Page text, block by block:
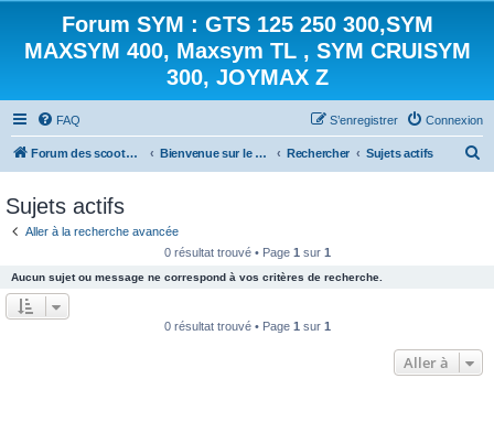
Forum SYM : GTS 125 250 300,SYM
MAXSYM 400, Maxsym TL , SYM CRUISYM
300, JOYMAX Z
FAQ Connexion
S’enregistrer
Forum des scooters SYM - GTS -MAXSYM - CRUISYM - JOYMAX - Maxsym TL Bienvenue sur le forum des scooters de la gamme SYM Rechercher Sujets actifs
Sujets actifs
Aller à la recherche avancée
0 résultat trouvé • Page 1 sur 1
Aucun sujet ou message ne correspond à vos critères de recherche.
0 résultat trouvé • Page 1 sur 1
Aller à